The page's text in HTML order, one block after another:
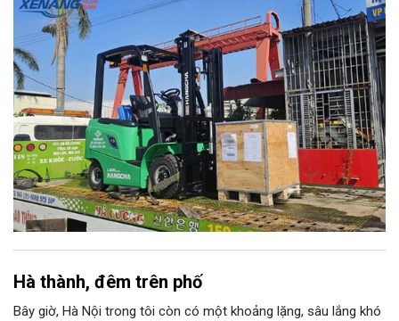
hợp với nhiều kho bãi, nhà xưởng và cơ sở sản xuất nhờ tải
trọng đáp ứng các loại hàng hóa phổ biến, đồng thời có khả
năng vận hành linh hoạt trong nhiều môi trường.
Hà thành, đêm trên phố
Bây giờ, Hà Nội trong tôi còn có một khoảng lặng, sâu lắng khó